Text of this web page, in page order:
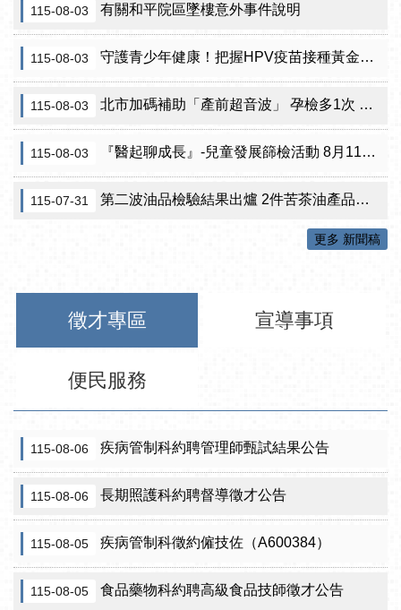
115-08-03 有關和平院區墜樓意外事件說明
115-08-03 守護青少年健康！把握HPV疫苗接種黃金期 臺北市提供校園設站及98家合約院所接種服務
115-08-03 北市加碼補助「產前超音波」 孕檢多1次 準媽咪「超」安心！
115-08-03 『醫起聊成長』-兒童發展篩檢活動 8月11日北投區健康服務中心邀請家長做孩子最神氣的守護者！
115-07-31 第二波油品檢驗結果出爐 2件苦茶油產品苯駢芘超標 前已要求預防性下架
更多 新聞稿
徵才專區 宣導事項
便民服務
115-08-06 疾病管制科約聘管理師甄試結果公告
115-08-06 長期照護科約聘督導徵才公告
115-08-05 疾病管制科徵約僱技佐（A600384）
115-08-05 食品藥物科約聘高級食品技師徵才公告